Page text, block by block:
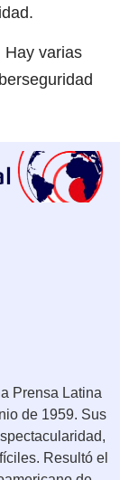
varias
Prensa Latina
de 1959. Sus
Resultó el